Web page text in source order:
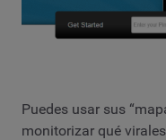
Puedes usar sus
monitorizar qué